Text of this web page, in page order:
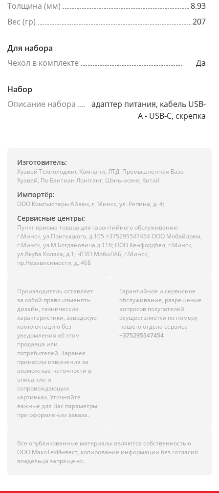
Толщина (мм)
8.93
Вес (гр)
207
Для набора
Чехол в комплекте
Да
Набор
Описание набора
адаптер питания, кабель USB-
A - USB-C, скрепка
Изготовитель:
Хуавей Технолоджис Компани, ЛТД. Промышленная База
Хуавей, По Бантиан Лонгганг, Шэньчжэне, Китай
Импортёр:
ООО Компьютеры Айвен, г. Минск, ул. Репина, д. 4;
Сервисные центры:
Пункт приема товара для гарантийного обслуживания:
г.Минск, ул.Притыцкого, д.105 +375295547454 ООО Мобайлрем,
г.Минск, ул.М.Богдановича д.118; ООО Кенфордбел, г.Минск,
ул.Якуба Коласа, д.1; ЧТУП МобиЛАБ, г.Минск,
пр.Независимости, д. 46Б
Производитель оставляет
за собой право изменять
дизайн, технические
характеристики, заводскую
комплектацию без
уведомления об этом
продавца или
потребителей. Заранее
приносим извинения за
возможные неточности в
описании и
сопровождающих
картинках. Уточняйте
важные для Вас параметры
при оформлении заказа.
Гарантийное и сервисное
обслуживание, разрешение
вопросов покупателей
осуществляется по номеру
нашего отдела сервиса
+375295547454
Все опубликованные материалы являются собственностью
ООО МакоТехИнвест, копирование информации без согласия
владельца запрещено.